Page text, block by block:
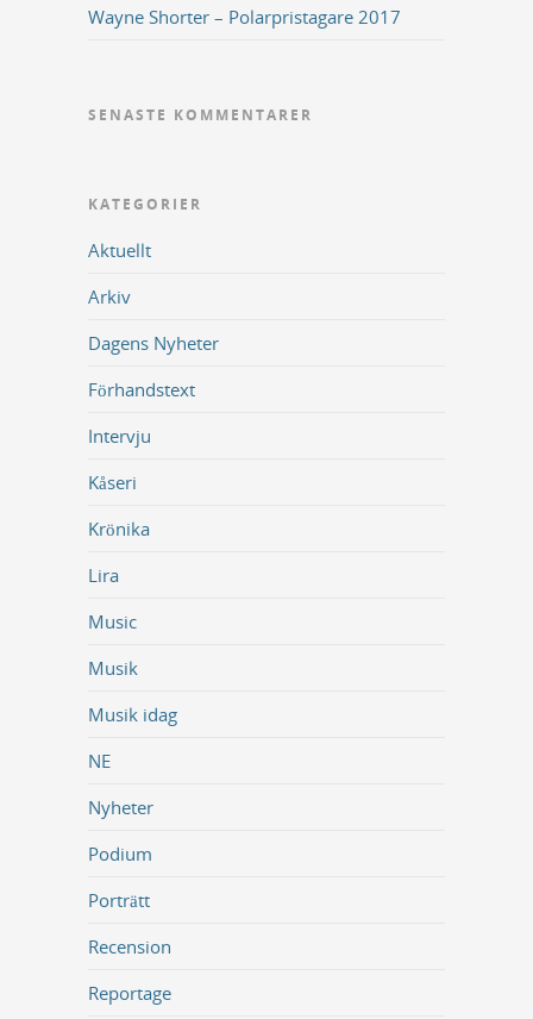
Wayne Shorter – Polarpristagare 2017
SENASTE KOMMENTARER
KATEGORIER
Aktuellt
Arkiv
Dagens Nyheter
Förhandstext
Intervju
Kåseri
Krönika
Lira
Music
Musik
Musik idag
NE
Nyheter
Podium
Porträtt
Recension
Reportage